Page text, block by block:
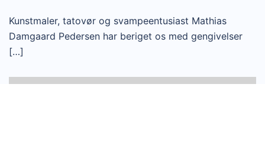
Kunstmaler, tatovør og svampeentusiast Mathias
Damgaard Pedersen har beriget os med gengivelser
[…]